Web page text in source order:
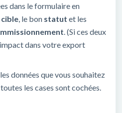
dans le formulaire en
, le bon statut et les
. (Si ces deux
dans votre export
données que vous souhaitez
les cases sont cochées.